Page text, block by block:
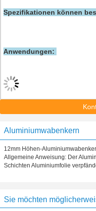
Spezifikationen können
Anwendungen:
Aluminiumwabenkern
12mm Höhen-
Allgemeine Anweisung: Der
Schichten Aluminiumfolie
Sie möchten